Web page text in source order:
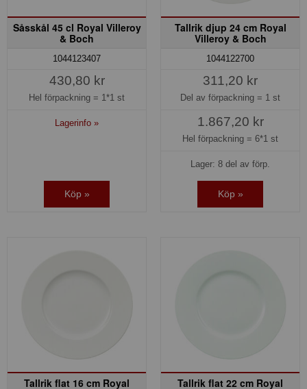
Såsskål 45 cl Royal Villeroy
& Boch
1044123407
430,80 kr
Hel förpackning = 1*1 st
Lagerinfo »
Köp »
Tallrik djup 24 cm Royal
Villeroy & Boch
1044122700
311,20 kr
Del av förpackning = 1 st
1.867,20 kr
Hel förpackning = 6*1 st
Lager: 8 del av förp.
Köp »
Tallrik flat 16 cm Royal
Tallrik flat 22 cm Royal